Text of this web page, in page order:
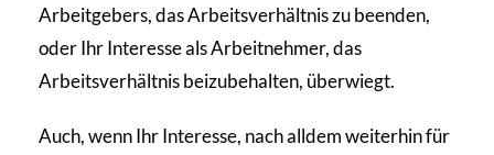
Arbeitgebers, das Arbeitsverhältnis zu beenden,
oder Ihr Interesse als Arbeitnehmer, das
Arbeitsverhältnis beizubehalten, überwiegt.
Auch, wenn Ihr Interesse, nach alldem weiterhin für